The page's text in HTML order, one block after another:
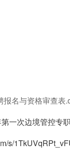
名与资格审查表
一次边境管控专
s/